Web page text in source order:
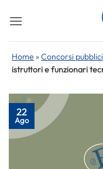
Home »Concorsi pubblici
istruttori e funzionari
22
Ago